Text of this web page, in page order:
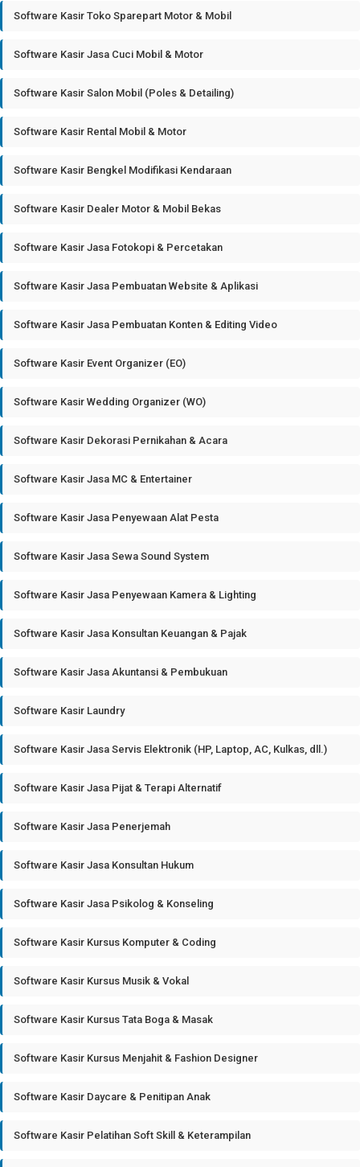
Software Kasir Toko Sparepart Motor & Mobil
Software Kasir Jasa Cuci Mobil & Motor
Software Kasir Salon Mobil (Poles & Detailing)
Software Kasir Rental Mobil & Motor
Software Kasir Bengkel Modifikasi Kendaraan
Software Kasir Dealer Motor & Mobil Bekas
Software Kasir Jasa Fotokopi & Percetakan
Software Kasir Jasa Pembuatan Website & Aplikasi
Software Kasir Jasa Pembuatan Konten & Editing Video
Software Kasir Event Organizer (EO)
Software Kasir Wedding Organizer (WO)
Software Kasir Dekorasi Pernikahan & Acara
Software Kasir Jasa MC & Entertainer
Software Kasir Jasa Penyewaan Alat Pesta
Software Kasir Jasa Sewa Sound System
Software Kasir Jasa Penyewaan Kamera & Lighting
Software Kasir Jasa Konsultan Keuangan & Pajak
Software Kasir Jasa Akuntansi & Pembukuan
Software Kasir Laundry
Software Kasir Jasa Servis Elektronik (HP, Laptop, AC, Kulkas, dll.)
Software Kasir Jasa Pijat & Terapi Alternatif
Software Kasir Jasa Penerjemah
Software Kasir Jasa Konsultan Hukum
Software Kasir Jasa Psikolog & Konseling
Software Kasir Kursus Komputer & Coding
Software Kasir Kursus Musik & Vokal
Software Kasir Kursus Tata Boga & Masak
Software Kasir Kursus Menjahit & Fashion Designer
Software Kasir Daycare & Penitipan Anak
Software Kasir Pelatihan Soft Skill & Keterampilan